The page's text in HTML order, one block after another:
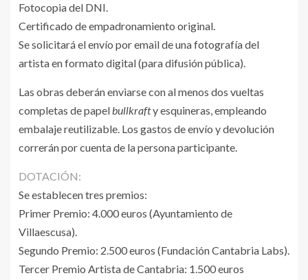
Fotocopia del DNI.
Certificado de empadronamiento original.
Se solicitará el envío por email de una fotografía del
artista en formato digital (para difusión pública).
Las obras deberán enviarse con al menos dos vueltas
completas de papelbullkrafty esquineras, empleando
embalaje reutilizable. Los gastos de envío y devolución
correrán por cuenta de la persona participante.
DOTACIÓN:
Se establecen tres premios:
Primer Premio: 4.000 euros (Ayuntamiento de
Villaescusa).
Segundo Premio: 2.500 euros (Fundación Cantabria Labs).
Tercer Premio Artista de Cantabria: 1.500 euros